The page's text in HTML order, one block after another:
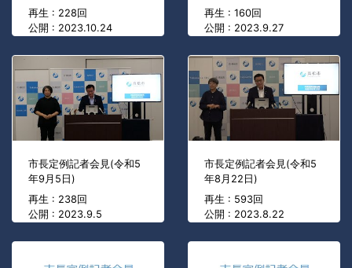
再生 : 228回
公開 : 2023.10.24
再生 : 160回
公開 : 2023.9.27
市長定例記者会見(令和5
年9月5日)
再生 : 238回
公開 : 2023.9.5
市長定例記者会見(令和5
年8月22日)
再生 : 593回
公開 : 2023.8.22